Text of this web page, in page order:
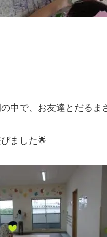
中で、お友達とだるま
ました🌟